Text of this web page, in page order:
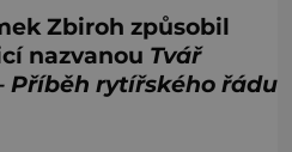
Zbiroh způsobil
nazvanou Tvář
Příběh rytířského řádu